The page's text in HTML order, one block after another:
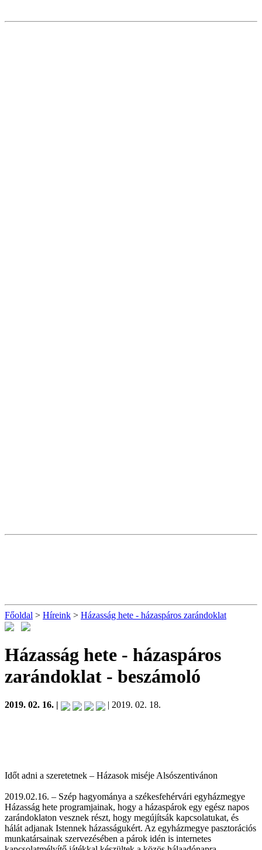
Főoldal > Híreink > Házasság hete - házaspáros zarándoklat
Házasság hete - házaspáros
zarándoklat - beszámoló
2019. 02. 16. | | 2019. 02. 18.
Időt adni a szeretetnek – Házasok miséje Alsószentivánon
2019.02.16. – Szép hagyománya a székesfehérvári egyházmegye
Házasság hete programjainak, hogy a házaspárok egy egész napos
zarándoklaton vesznek részt, hogy megújítsák kapcsolatukat, és
hálát adjanak Istennek házasságukért. Az egyházmegye pasztorációs
munkatársainak szervezésében a párok idén is internetes